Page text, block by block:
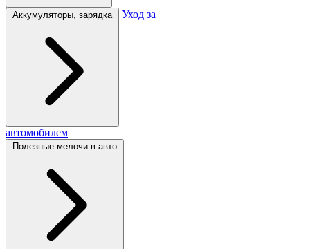
Аккумуляторы, зарядка Уход за
автомобилем
Полезные мелочи в авто